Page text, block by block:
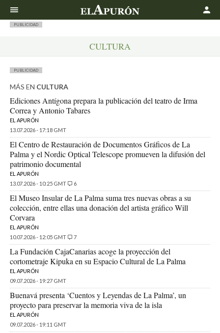
PUBLICIDAD
CULTURA
PUBLICIDAD
MÁS EN CULTURA
Ediciones Antígona prepara la publicación del teatro de Irma
Correa y Antonio Tabares
EL APURÓN
13.07.2026 - 17:18 GMT
El Centro de Restauración de Documentos Gráficos de La
Palma y el Nordic Optical Telescope promueven la difusión del
patrimonio documental
EL APURÓN
13.07.2026 - 10:25 GMT
6
El Museo Insular de La Palma suma tres nuevas obras a su
colección, entre ellas una donación del artista gráfico Will
Corvara
EL APURÓN
10.07.2026 - 12:05 GMT
7
La Fundación CajaCanarias acoge la proyección del
cortometraje Kipuka en su Espacio Cultural de La Palma
EL APURÓN
09.07.2026 - 19:27 GMT
Buenavá presenta ‘Cuentos y Leyendas de La Palma’, un
proyecto para preservar la memoria viva de la isla
EL APURÓN
09.07.2026 - 19:11 GMT